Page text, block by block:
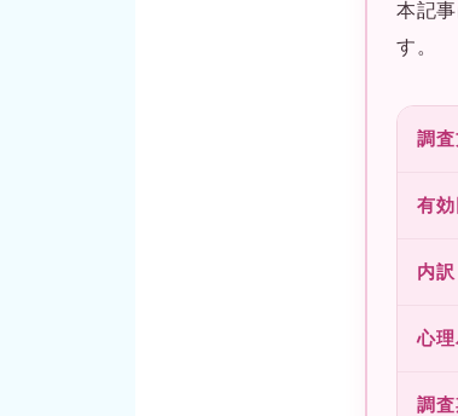
本記
す。
調
有
内訳
心
調